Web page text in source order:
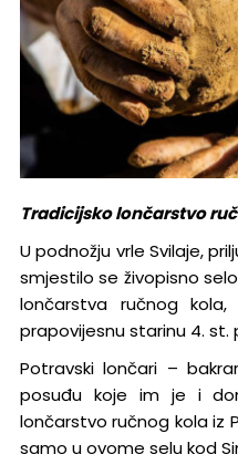
Tradicijsko lončarstvo
U podnožju vrle Svilaje,
smjestilo se živopisno
lončarstva ručnog
prapovijesnu starinu 4. st.
Potravski lončari –
posuđu koje im je i
lončarstvo ručnog kola iz
samo u ovome selu kod